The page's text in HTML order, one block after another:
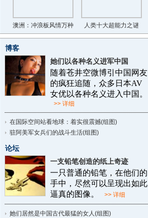
澳洲：冲浪板风情万种 人类十大超能力之谜
博客
她们以各种名义进军中国
随着苍井空微博引中国网友
的疯狂追随，众多日本AV
女优以各种名义进入中国。
>> 详细
在国际空间站看地球：着实很震撼(组图)
驻阿美军女兵们的战斗生活(组图)
论坛
一支铅笔创造的纸上奇迹
一只普通的铅笔，在他们的
手中，尽然可以呈现出如此
逼真的图像。
>> 详细
她们居然是中国古代最猛的女人(组图)